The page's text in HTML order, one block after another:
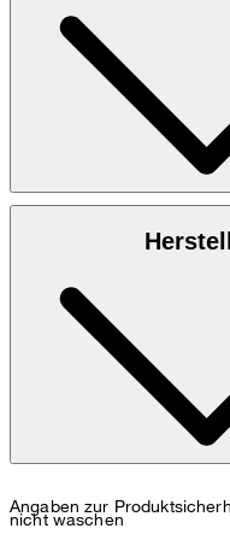
Größentabelle
: Fein
24% Viskose, 2% Elasthan
nicht waschen
Angaben zur